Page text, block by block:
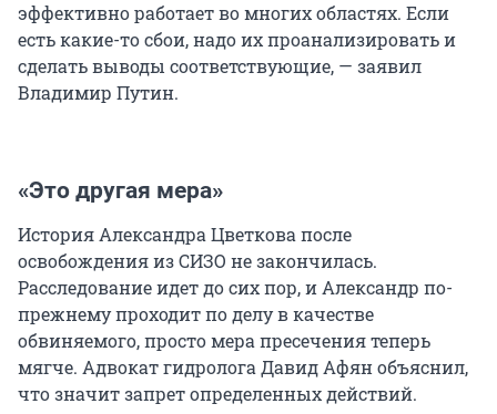
эффективно работает во многих областях. Если
есть какие-то сбои, надо их проанализировать и
сделать выводы соответствующие, — заявил
Владимир Путин.
«Это другая мера»
История Александра Цветкова после
освобождения из СИЗО не закончилась.
Расследование идет до сих пор, и Александр по-
прежнему проходит по делу в качестве
обвиняемого, просто мера пресечения теперь
мягче. Адвокат гидролога Давид Афян объяснил,
что значит запрет определенных действий.